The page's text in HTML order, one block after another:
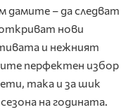
дамите – да следват
нови
и нежният
перфектен избор
така и за шик
на годината.